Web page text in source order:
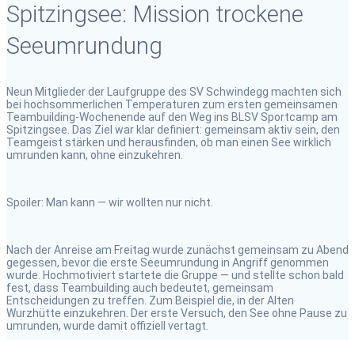
Spitzingsee: Mission trockene
Seeumrundung
Neun Mitglieder der Laufgruppe des SV Schwindegg machten sich
bei hochsommerlichen Temperaturen zum ersten gemeinsamen
Teambuilding-Wochenende auf den Weg ins BLSV Sportcamp am
Spitzingsee. Das Ziel war klar definiert: gemeinsam aktiv sein, den
Teamgeist stärken und herausfinden, ob man einen See wirklich
umrunden kann, ohne einzukehren.
Spoiler: Man kann — wir wollten nur nicht.
Nach der Anreise am Freitag wurde zunächst gemeinsam zu Abend
gegessen, bevor die erste Seeumrundung in Angriff genommen
wurde. Hochmotiviert startete die Gruppe — und stellte schon bald
fest, dass Teambuilding auch bedeutet, gemeinsam
Entscheidungen zu treffen. Zum Beispiel die, in der Alten
Wurzhütte einzukehren. Der erste Versuch, den See ohne Pause zu
umrunden, wurde damit offiziell vertagt.